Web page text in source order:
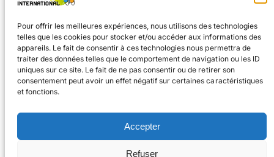
Pour offrir les meilleures expériences, nous utilisons des technologies
telles que les cookies pour stocker et/ou accéder aux informations des
appareils. Le fait de consentir à ces technologies nous permettra de
traiter des données telles que le comportement de navigation ou les ID
uniques sur ce site. Le fait de ne pas consentir ou de retirer son
consentement peut avoir un effet négatif sur certaines caractéristiques
et fonctions.
Accepter
Refuser
Facebook Instagram